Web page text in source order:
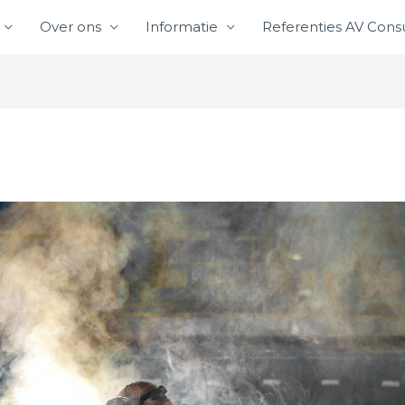
Over ons Informatie Referenties AV